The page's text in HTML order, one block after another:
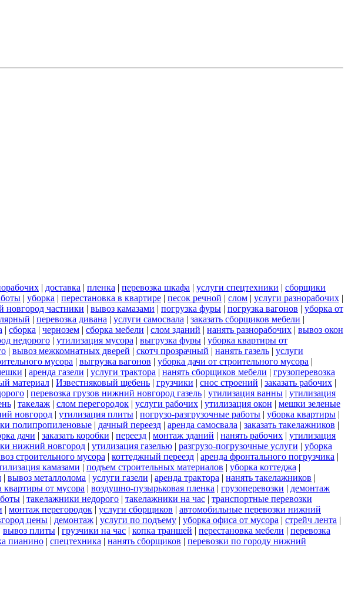
| доставка | пленка | перевозка шкафа | услуги спецтехники | сборщики
| уборка | перестановка в квартире | песок речной | слом | услуги разнорабочих |
новгород частники | вывоз камазами | погрузка фуры | погрузка вагонов | уборка от
| перевозка дивана | услуги самосвала | заказать сборщиков мебели |
| сборка | чернозем | сборка мебели | слом зданий | нанять разнорабочих | вывоз окон
недорого | утилизация мусора | выгрузка фуры | уборка квартиры от
| вывоз межкомнатных дверей | скотч прозрачный | нанять газель | услуги
мусора | выгрузка вагонов | уборка дачи от строительного мусора |
| аренда газели | услуги трактора | нанять сборщиков мебели | грузоперевозка
материал | Известняковый щебень | грузчики | снос строений | заказать рабочих |
| перевозка грузов нижний новгород газель | утилизация ванны | утилизация
| такелаж | слом перегородок | услуги рабочих | утилизация окон | мешки зеленые
новгород | утилизация плиты | погрузо-разгрузочные работы | уборка квартиры |
полипропиленовые | дачный переезд | аренда самосвала | заказать такелажников |
дачи | заказать коробки | переезд | монтаж зданий | нанять рабочих | утилизация
нижний новгород | утилизация газелью | разгрузо-погрузочные услуги | уборка
строительного мусора | коттеджный переезд | аренда фронтального погрузчика |
камазами | подъем строительных материалов | уборка коттеджа |
| вывоз металлолома | услуги газели | аренда трактора | нанять такелажников |
квартиры от мусора | воздушно-пузырьковая пленка | грузоперевозки | демонтаж
| такелажники недорого | такелажники на час | транспортные перевозки
| монтаж перегородок | услуги сборщиков | автомобильные перевозки нижний
цены | демонтаж | услуги по подъему | уборка офиса от мусора | стрейч лента |
вывоз плиты | грузчики на час | копка траншей | перестановка мебели | перевозка
пианино | спецтехника | нанять сборщиков | перевозки по городу нижний